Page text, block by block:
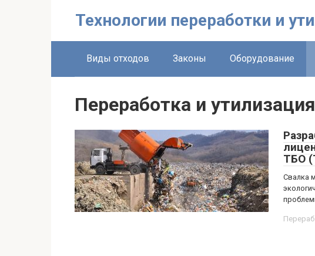
Технологии переработки и
Виды отходов Законы Оборудование
Переработка и утилизация
ТБО
Свалка